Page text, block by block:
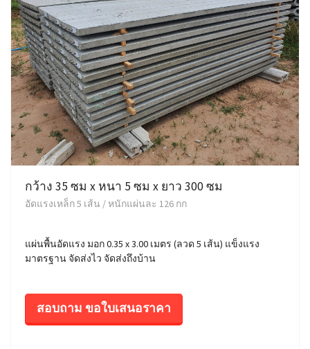
กว้าง 35 ซม x หนา 5 ซม x ยาว 300 ซม
อัดแรงเหล็ก 5 เส้น / หนักแผ่นละ 126 กก
แผ่นพื้นอัดแรง มอก 0.35 x 3.00 เมตร (ลวด 5 เส้น) แข็งแรง
มาตรฐาน จัดส่งไว จัดส่งถึงบ้าน
สอบถาม ขอใบเสนอราคา